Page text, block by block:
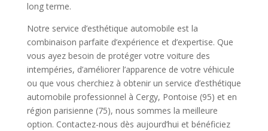
long terme.
Notre service d’esthétique automobile est la
combinaison parfaite d’expérience et d’expertise. Que
vous ayez besoin de protéger votre voiture des
intempéries, d’améliorer l’apparence de votre véhicule
ou que vous cherchiez à obtenir un service d’esthétique
automobile professionnel à Cergy, Pontoise (95) et en
région parisienne (75), nous sommes la meilleure
option. Contactez-nous dès aujourd’hui et bénéficiez